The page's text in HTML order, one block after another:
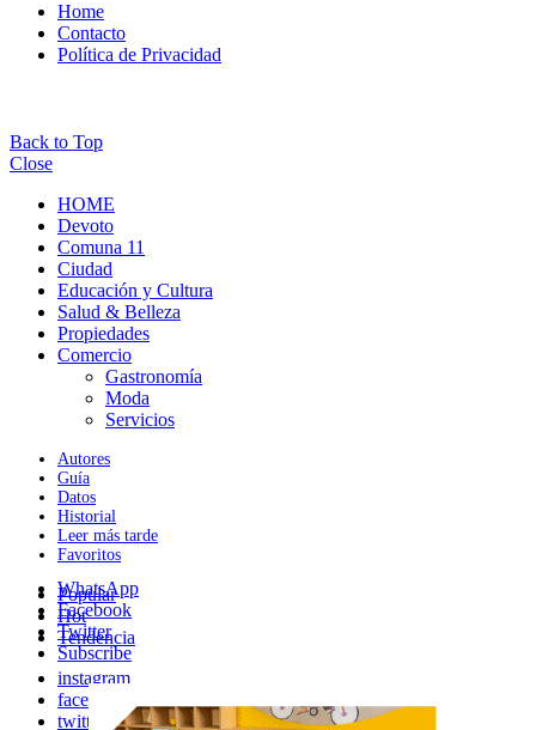
Home
Contacto
Política de Privacidad
Back to Top
Close
HOME
Devoto
Comuna 11
Ciudad
Educación y Cultura
Salud & Belleza
Propiedades
Comercio
Gastronomía
Moda
Servicios
Autores
Guía
Datos
Historial
Leer más tarde
Favoritos
Popular
Hot
Tendencia
instagram
facebook
twitter
WhatsApp
Facebook
Twitter
Subscribe